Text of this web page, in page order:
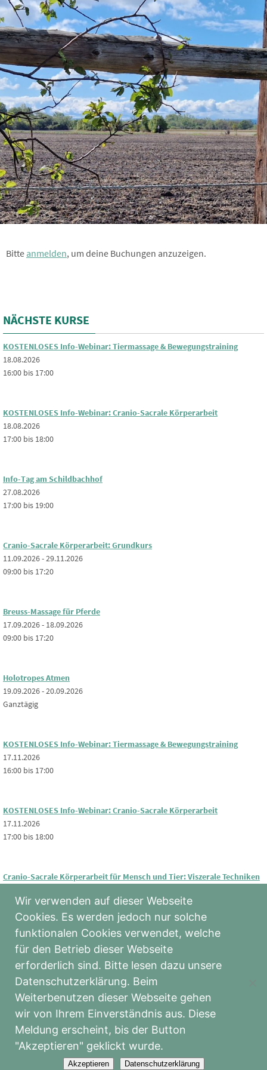
Bitte anmelden, um deine Buchungen anzuzeigen.
NÄCHSTE KURSE
KOSTENLOSES Info-Webinar: Tiermassage & Bewegungstraining
18.08.2026
16:00 bis 17:00
KOSTENLOSES Info-Webinar: Cranio-Sacrale Körperarbeit
18.08.2026
17:00 bis 18:00
Info-Tag am Schildbachhof
27.08.2026
17:00 bis 19:00
Cranio-Sacrale Körperarbeit: Grundkurs
11.09.2026 - 29.11.2026
09:00 bis 17:20
Breuss-Massage für Pferde
17.09.2026 - 18.09.2026
09:00 bis 17:20
Holotropes Atmen
19.09.2026 - 20.09.2026
Ganztägig
KOSTENLOSES Info-Webinar: Tiermassage & Bewegungstraining
17.11.2026
16:00 bis 17:00
KOSTENLOSES Info-Webinar: Cranio-Sacrale Körperarbeit
17.11.2026
17:00 bis 18:00
Cranio-Sacrale Körperarbeit für Mensch und Tier: Viszerale Techniken
09:00 bis 17:20
Cranio-Sacrale Körperarbeit: Viszerale Techniken
20.11.2026 - 23.01.2027
09:00 bis 17:20
DER SCHILDBACHHOF
Wir verwenden auf dieser Webseite
Cookies. Es werden jedoch nur solche
funktionalen Cookies verwendet, welche
für den Betrieb dieser Webseite
erforderlich sind. Bitte lesen dazu unsere
Datenschutzerklärung. Beim
Weiterbenutzen dieser Webseite gehen
wir von Ihrem Einverständnis aus. Diese
Meldung erscheint, bis der Button
"Akzeptieren" geklickt wurde.
Akzeptieren Datenschutzerklärung